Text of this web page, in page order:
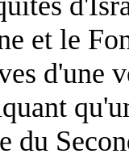
et le
d'une
du